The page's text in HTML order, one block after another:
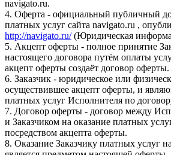
navigato.ru.
4. Оферта - официальный публичный
платных услуг сайта navigato.ru ,
http://navigato.ru/(Юридическая
5. Акцепт оферты - полное принятие
настоящего договора путём оплаты
акцепт оферты создаёт договор оферты.
6. Заказчик - юридическое или
осуществившее акцепт оферты, и
платных услуг Исполнителя по
7. Договор оферты - договор между
и Заказчиком на оказание платных
посредством акцепта оферты.
8. Оказание Заказчику платных услуг